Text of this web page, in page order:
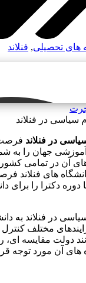
های تحصیلی, فنلاند
در فنلاند فرصت
جهان را به
آن در تمامی
های فنلاند
دوره دکترا را برای
در فنلاند به
مختلف
دولت مقایسه ای،
های آن مورد توجه